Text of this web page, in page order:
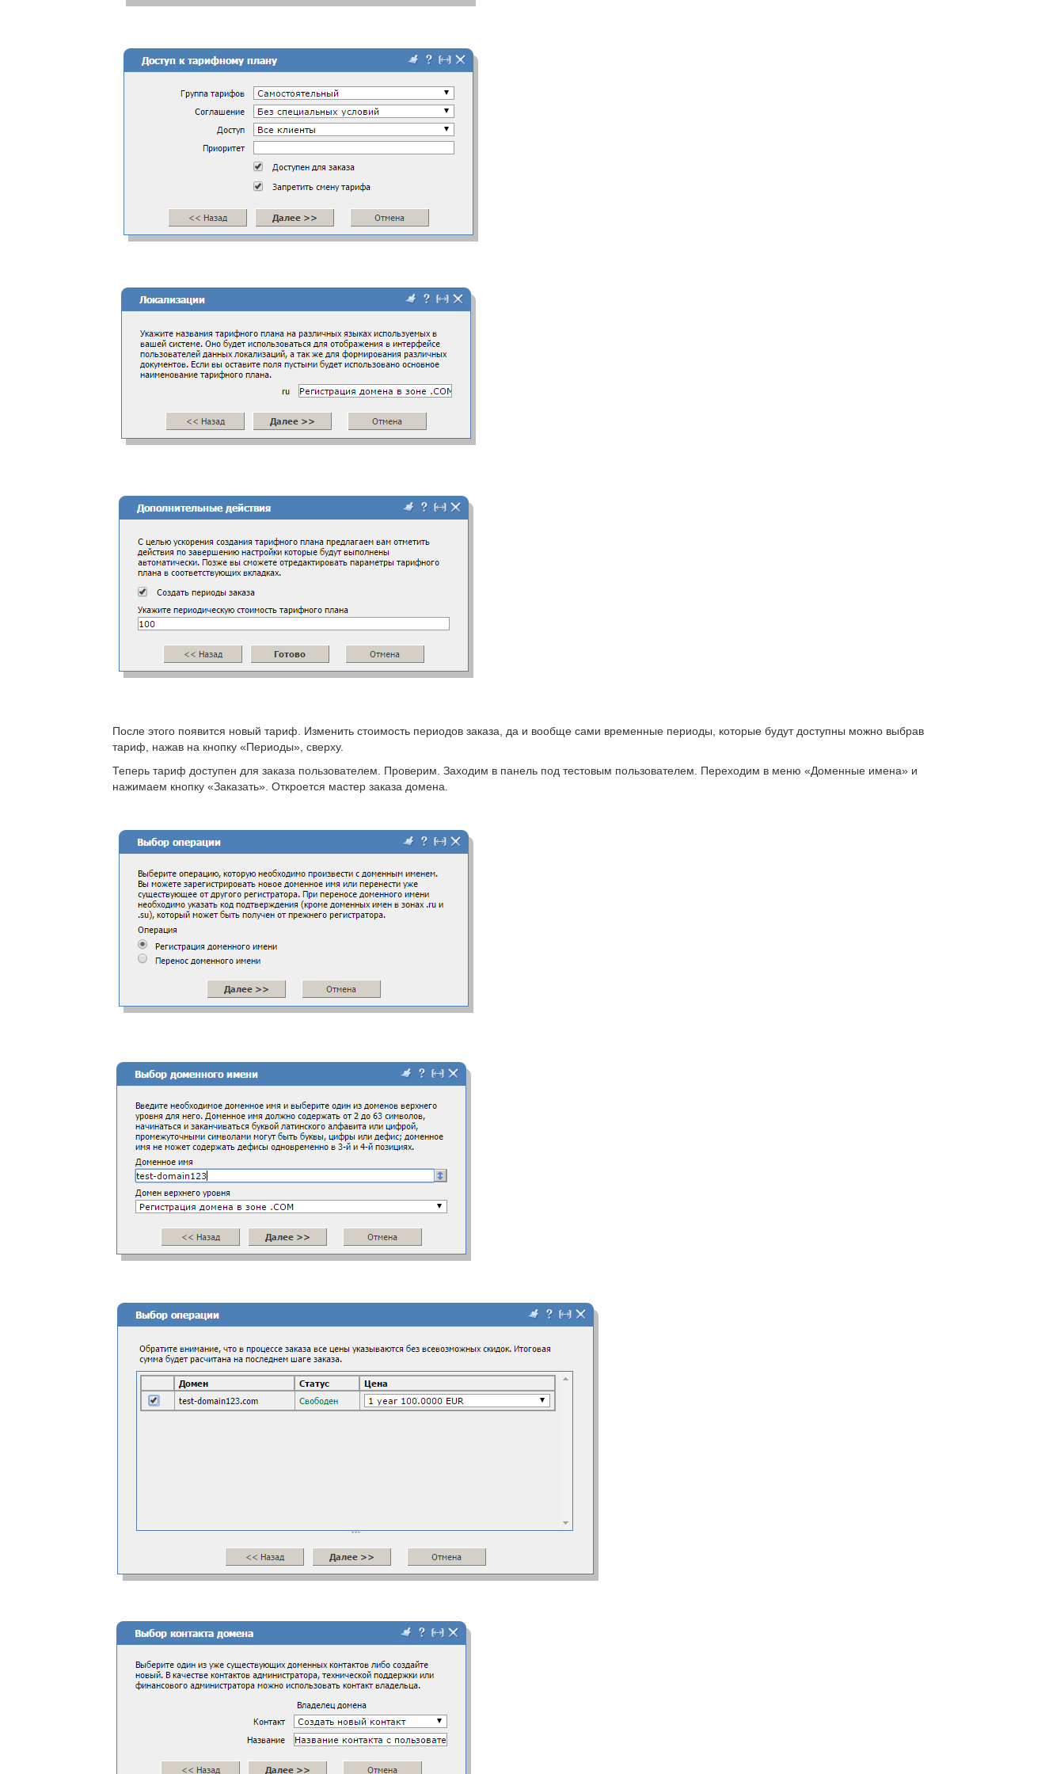
После этого появится новый тариф. Изменить стоимость периодов заказа, да и вообще сами временные периоды, которые будут доступны можно выбрав
тариф, нажав на кнопку «Периоды», сверху.
Теперь тариф доступен для заказа пользователем. Проверим. Заходим в панель под тестовым пользователем. Переходим в меню «Доменные имена» и
нажимаем кнопку «Заказать». Откроется мастер заказа домена.